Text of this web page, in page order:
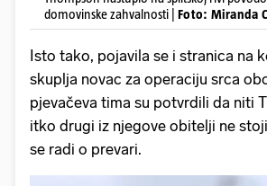
domovinske zahvalnosti | Foto: Miranda
Isto tako, pojavila se i stranica na
skuplja novac za operaciju srca
pjevačeva tima su potvrdili da niti
itko drugi iz njegove obitelji ne
se radi o prevari.